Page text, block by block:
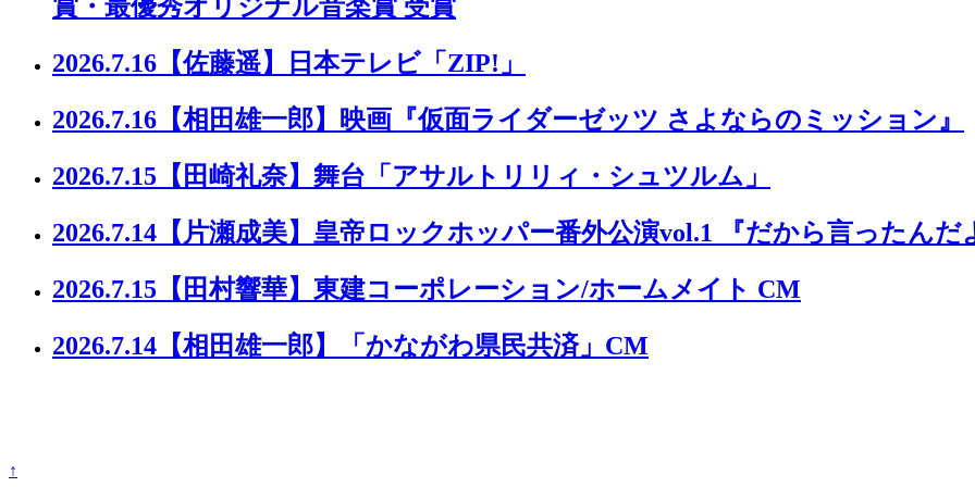
賞・最優秀オリジナル音楽賞 受賞
2026.7.16 【佐藤遥】日本テレビ「ZIP!」
2026.7.16 【相田雄一郎】映画『仮面ライダーゼッツ さよならのミッション』
2026.7.15 【田崎礼奈】舞台「アサルトリリィ・シュツルム」
2026.7.14 【片瀬成美】皇帝ロックホッパー番外公演vol.1 『だから言ったんだ
2026.7.15 【田村響華】東建コーポレーション/ホームメイト CM
2026.7.14 【相田雄一郎】「かながわ県民共済」CM
↑